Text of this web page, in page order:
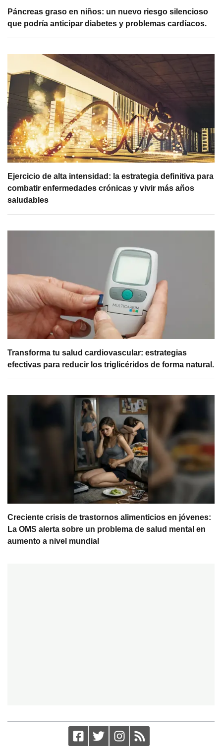
Páncreas graso en niños: un nuevo riesgo silencioso
que podría anticipar diabetes y problemas cardíacos.
Ejercicio de alta intensidad: la estrategia definitiva para
combatir enfermedades crónicas y vivir más años
saludables
Transforma tu salud cardiovascular: estrategias
efectivas para reducir los triglicéridos de forma natural.
Creciente crisis de trastornos alimenticios en jóvenes:
La OMS alerta sobre un problema de salud mental en
aumento a nivel mundial